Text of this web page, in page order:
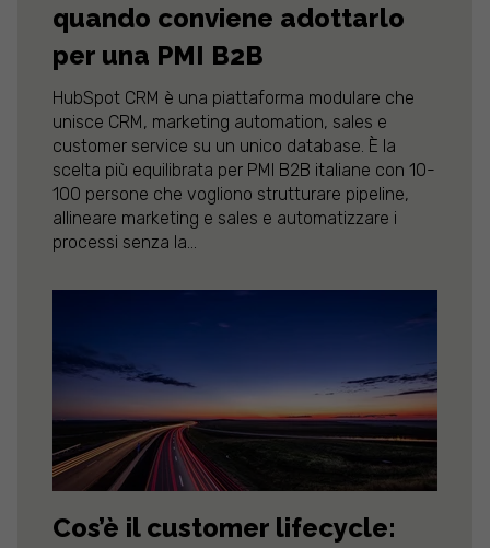
quando conviene adottarlo
per una PMI B2B
HubSpot CRM è una piattaforma modulare che
unisce CRM, marketing automation, sales e
customer service su un unico database. È la
scelta più equilibrata per PMI B2B italiane con 10-
100 persone che vogliono strutturare pipeline,
allineare marketing e sales e automatizzare i
processi senza la...
Cos’è il customer lifecycle: